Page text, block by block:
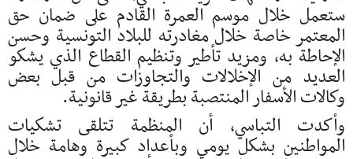
ستعمل خلال موسم العمرة القادم على ضمان حق
المعتمر خاصة خلال مغادرته للبلاد التونسية وحسن
الإحاطة به، ومزيد تأطير وتنظيم القطاع الذي يشكو
العديد من الإخلالات والتجاوزات من قبل بعض
وكالات الأسفار المنتصبة بطريقة غير قانونية.
وأكدت التباسي، أن المنظمة تتلقى تشكيات
المواطنين بشكل يومي وبأعداد كبيرة وهامة خلال